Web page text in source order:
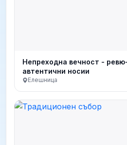
Непреходна вечност -
автентични носии
Елешница